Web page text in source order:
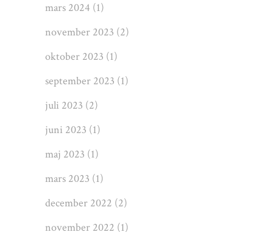
mars 2024 (1)
november 2023 (2)
oktober 2023 (1)
september 2023 (1)
juli 2023 (2)
juni 2023 (1)
maj 2023 (1)
mars 2023 (1)
december 2022 (2)
november 2022 (1)